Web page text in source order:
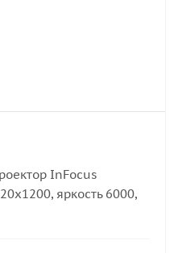
InFocus
яркость 6000,